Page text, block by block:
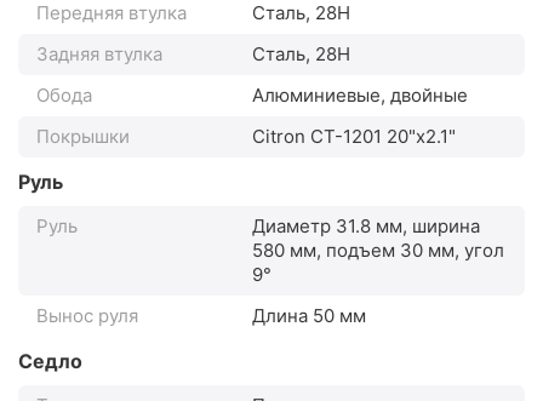
Передняя втулка
Сталь, 28H
Задняя втулка
Сталь, 28H
Обода
Алюминиевые, двойные
Покрышки
Citron CT-1201 20"x2.1"
Руль
Руль
Диаметр 31.8 мм, ширина
580 мм, подъем 30 мм, угол
9°
Вынос руля
Длина 50 мм
Седло